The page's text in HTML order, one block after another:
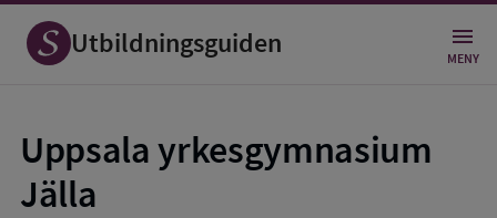
Utbildningsguiden MENY
Uppsala yrkesgymnasium
Jälla